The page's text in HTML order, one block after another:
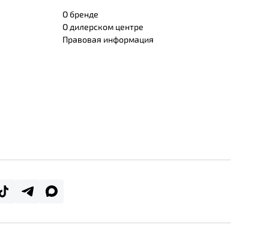
О бренде
О дилерском центре
Правовая информация